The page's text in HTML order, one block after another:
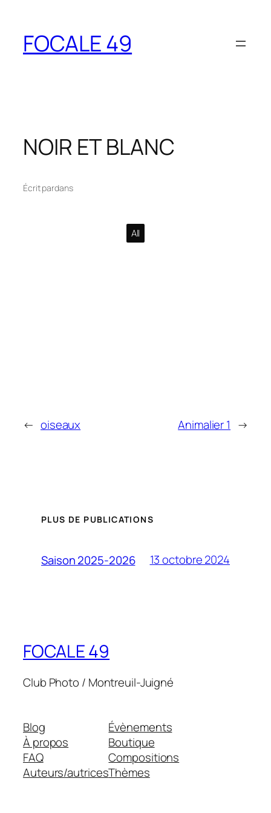
contenu
FOCALE 49
NOIR ET BLANC
Écrit pardans
All
← oiseaux Animalier 1 →
PLUS DE PUBLICATIONS
Saison 2025-2026 13 octobre 2024
FOCALE 49
Club Photo / Montreuil-Juigné
Blog
À propos
FAQ
Auteurs/autrices
Évènements
Boutique
Compositions
Thèmes